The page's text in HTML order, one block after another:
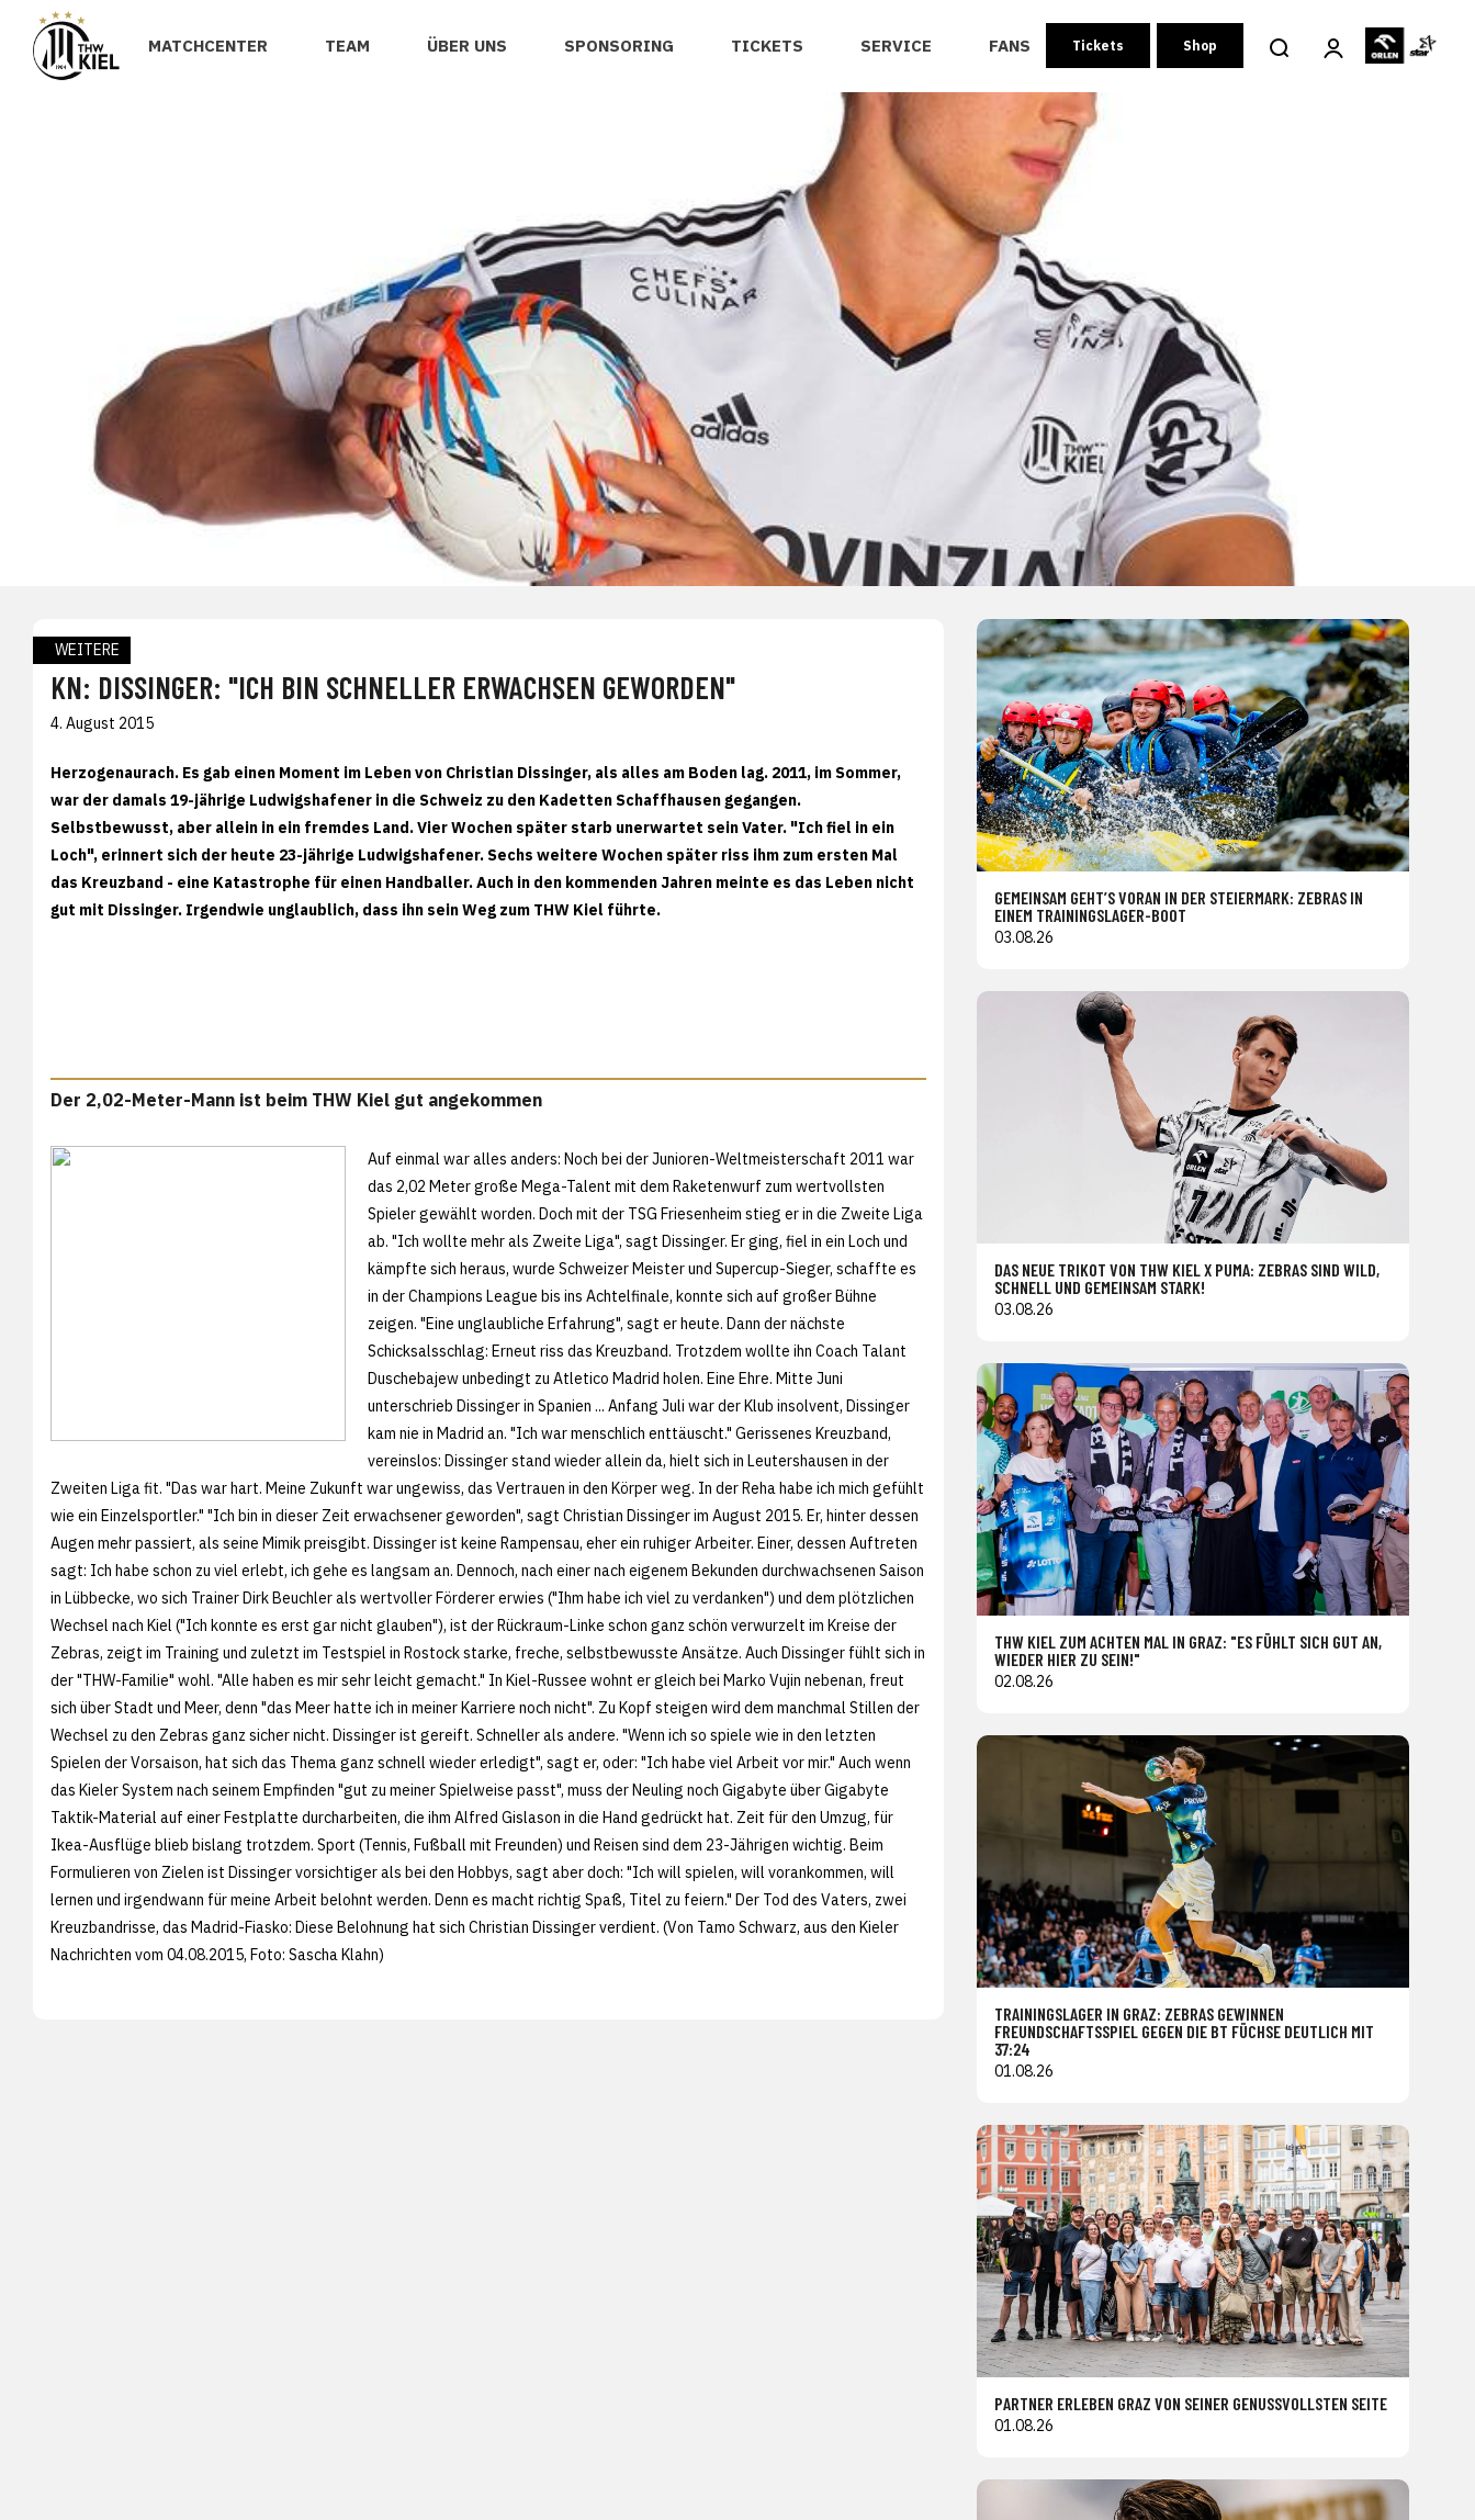
MATCHCENTER TEAM ÜBER UNS SPONSORING TICKETS SERVICE FANS Tickets Shop
WEITERE
KN: DISSINGER: "ICH BIN SCHNELLER ERWACHSEN GEWORDEN"
4. August 2015
Herzogenaurach. Es gab einen Moment im Leben von Christian Dissinger, als alles am Boden lag. 2011, im Sommer,
war der damals 19-jährige Ludwigshafener in die Schweiz zu den Kadetten Schaffhausen gegangen.
Selbstbewusst, aber allein in ein fremdes Land. Vier Wochen später starb unerwartet sein Vater. "Ich fiel in ein
Loch", erinnert sich der heute 23-jährige Ludwigshafener. Sechs weitere Wochen später riss ihm zum ersten Mal
das Kreuzband - eine Katastrophe für einen Handballer. Auch in den kommenden Jahren meinte es das Leben nicht
gut mit Dissinger. Irgendwie unglaublich, dass ihn sein Weg zum THW Kiel führte.
Der 2,02-Meter-Mann ist beim THW Kiel gut angekommen
Auf einmal war alles anders: Noch bei der Junioren-Weltmeisterschaft 2011 war
das 2,02 Meter große Mega-Talent mit dem Raketenwurf zum wertvollsten
Spieler gewählt worden. Doch mit der TSG Friesenheim stieg er in die Zweite Liga
ab. "Ich wollte mehr als Zweite Liga", sagt Dissinger. Er ging, fiel in ein Loch und
kämpfte sich heraus, wurde Schweizer Meister und Supercup-Sieger, schaffte es
in der Champions League bis ins Achtelfinale, konnte sich auf großer Bühne
zeigen. "Eine unglaubliche Erfahrung", sagt er heute. Dann der nächste
Schicksalsschlag: Erneut riss das Kreuzband. Trotzdem wollte ihn Coach Talant
Duschebajew unbedingt zu Atletico Madrid holen. Eine Ehre. Mitte Juni
unterschrieb Dissinger in Spanien ... Anfang Juli war der Klub insolvent, Dissinger
kam nie in Madrid an. "Ich war menschlich enttäuscht." Gerissenes Kreuzband,
vereinslos: Dissinger stand wieder allein da, hielt sich in Leutershausen in der
Zweiten Liga fit. "Das war hart. Meine Zukunft war ungewiss, das Vertrauen in den Körper weg. In der Reha habe ich mich gefühlt
wie ein Einzelsportler." "Ich bin in dieser Zeit erwachsener geworden", sagt Christian Dissinger im August 2015. Er, hinter dessen
Augen mehr passiert, als seine Mimik preisgibt. Dissinger ist keine Rampensau, eher ein ruhiger Arbeiter. Einer, dessen Auftreten
sagt: Ich habe schon zu viel erlebt, ich gehe es langsam an. Dennoch, nach einer nach eigenem Bekunden durchwachsenen Saison
in Lübbecke, wo sich Trainer Dirk Beuchler als wertvoller Förderer erwies ("Ihm habe ich viel zu verdanken") und dem plötzlichen
Wechsel nach Kiel ("Ich konnte es erst gar nicht glauben"), ist der Rückraum-Linke schon ganz schön verwurzelt im Kreise der
Zebras, zeigt im Training und zuletzt im Testspiel in Rostock starke, freche, selbstbewusste Ansätze. Auch Dissinger fühlt sich in
der "THW-Familie" wohl. "Alle haben es mir sehr leicht gemacht." In Kiel-Russee wohnt er gleich bei Marko Vujin nebenan, freut
sich über Stadt und Meer, denn "das Meer hatte ich in meiner Karriere noch nicht". Zu Kopf steigen wird dem manchmal Stillen der
Wechsel zu den Zebras ganz sicher nicht. Dissinger ist gereift. Schneller als andere. "Wenn ich so spiele wie in den letzten
Spielen der Vorsaison, hat sich das Thema ganz schnell wieder erledigt", sagt er, oder: "Ich habe viel Arbeit vor mir." Auch wenn
das Kieler System nach seinem Empfinden "gut zu meiner Spielweise passt", muss der Neuling noch Gigabyte über Gigabyte
Taktik-Material auf einer Festplatte durcharbeiten, die ihm Alfred Gislason in die Hand gedrückt hat. Zeit für den Umzug, für
Ikea-Ausflüge blieb bislang trotzdem. Sport (Tennis, Fußball mit Freunden) und Reisen sind dem 23-Jährigen wichtig. Beim
Formulieren von Zielen ist Dissinger vorsichtiger als bei den Hobbys, sagt aber doch: "Ich will spielen, will vorankommen, will
lernen und irgendwann für meine Arbeit belohnt werden. Denn es macht richtig Spaß, Titel zu feiern." Der Tod des Vaters, zwei
Kreuzbandrisse, das Madrid-Fiasko: Diese Belohnung hat sich Christian Dissinger verdient. (Von Tamo Schwarz, aus den Kieler
Nachrichten vom 04.08.2015, Foto: Sascha Klahn)
GEMEINSAM GEHT’S VORAN IN DER STEIERMARK: ZEBRAS IN
EINEM TRAININGSLAGER-BOOT
03.08.26
DAS NEUE TRIKOT VON THW KIEL X PUMA: ZEBRAS SIND WILD,
SCHNELL UND GEMEINSAM STARK!
03.08.26
THW KIEL ZUM ACHTEN MAL IN GRAZ: "ES FÜHLT SICH GUT AN,
WIEDER HIER ZU SEIN!"
02.08.26
TRAININGSLAGER IN GRAZ: ZEBRAS GEWINNEN
FREUNDSCHAFTSSPIEL GEGEN DIE BT FÜCHSE DEUTLICH MIT
37:24
01.08.26
PARTNER ERLEBEN GRAZ VON SEINER GENUSSVOLLSTEN SEITE
01.08.26